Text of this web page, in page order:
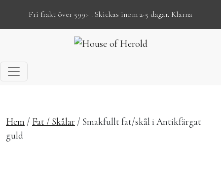
Fri frakt över 599:- . Skickas inom 2-5 dagar. Klarna
Hem / Fat / Skålar / Smakfullt fat/skål i Antikfärgat
guld